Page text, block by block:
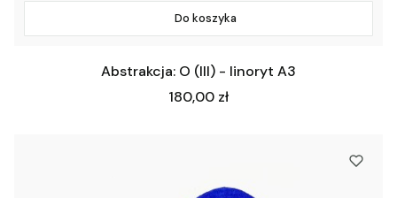
Do koszyka
Abstrakcja: O (III) - linoryt A3
Cena
180,00 zł